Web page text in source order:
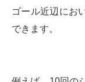
ゴール近辺にお
できます。